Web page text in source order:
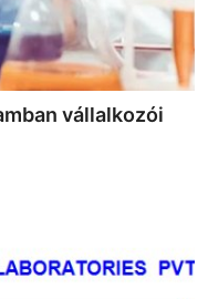
vállalkozói